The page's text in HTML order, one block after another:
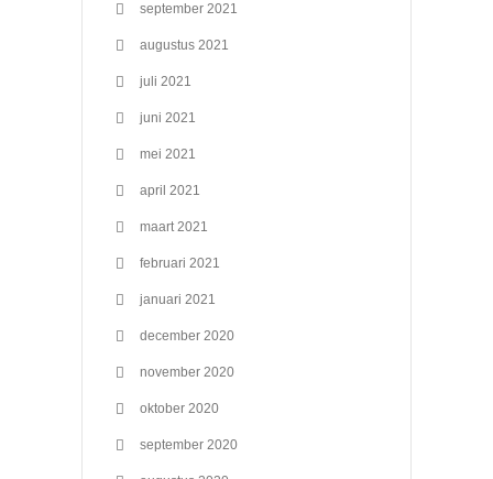
september 2021
augustus 2021
juli 2021
juni 2021
mei 2021
april 2021
maart 2021
februari 2021
januari 2021
december 2020
november 2020
oktober 2020
september 2020